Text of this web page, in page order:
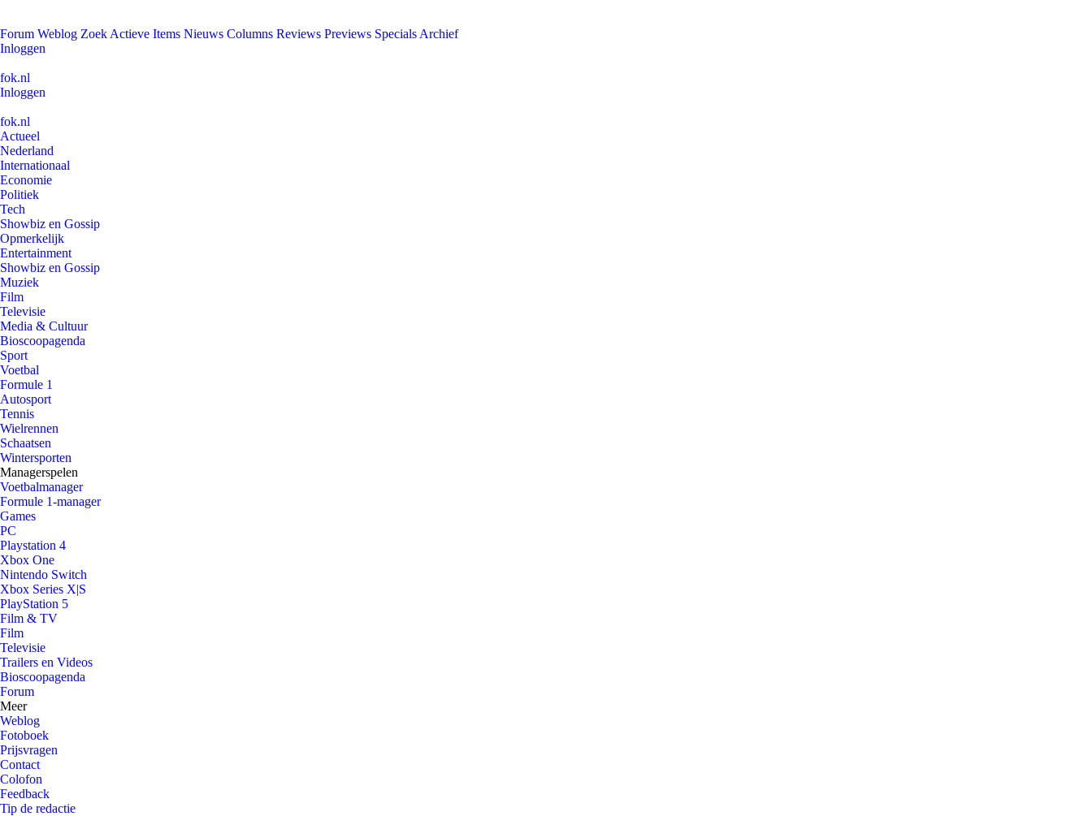
Forum Weblog Zoek Actieve Items Nieuws Columns Reviews Previews Specials Archief
Inloggen
fok.nl
Inloggen
fok.nl
Actueel
Nederland
Internationaal
Economie
Politiek
Tech
Showbiz en Gossip
Opmerkelijk
Entertainment
Showbiz en Gossip
Muziek
Film
Televisie
Media & Cultuur
Bioscoopagenda
Sport
Voetbal
Formule 1
Autosport
Tennis
Wielrennen
Schaatsen
Wintersporten
Managerspelen
Voetbalmanager
Formule 1-manager
Games
PC
Playstation 4
Xbox One
Nintendo Switch
Xbox Series X|S
PlayStation 5
Film & TV
Film
Televisie
Trailers en Videos
Bioscoopagenda
Forum
Meer
Weblog
Fotoboek
Prijsvragen
Contact
Colofon
Feedback
Tip de redactie